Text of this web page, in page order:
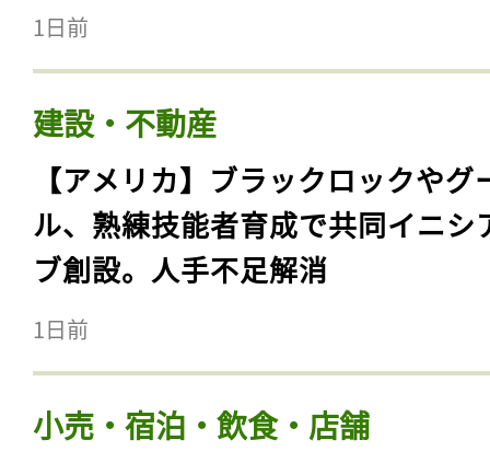
1日前
建設・不動産
【アメリカ】ブラックロックやグ
ル、熟練技能者育成で共同イニシ
ブ創設。人手不足解消
1日前
小売・宿泊・飲食・店舗